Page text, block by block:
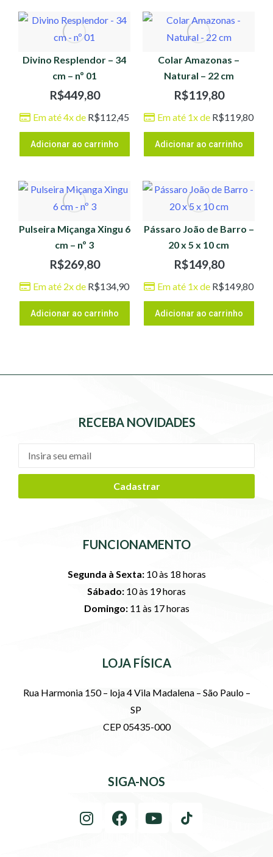
Divino Resplendor – 34
cm – nº 01
R$449,80
Em até 4x de R$112,45
Adicionar ao carrinho
Colar Amazonas –
Natural – 22 cm
R$119,80
Em até 1x de R$119,80
Adicionar ao carrinho
Pulseira Miçanga Xingu 6
cm – nº 3
R$269,80
Em até 2x de R$134,90
Adicionar ao carrinho
Pássaro João de Barro –
20 x 5 x 10 cm
R$149,80
Em até 1x de R$149,80
Adicionar ao carrinho
RECEBA NOVIDADES
Cadastrar
FUNCIONAMENTO
Segunda à Sexta:10 às 18 horas
Sábado: 10 às 19 horas
Domingo:11 às 17 horas
LOJA FÍSICA
Rua Harmonia 150 – loja 4 Vila Madalena – São Paulo –
SP
CEP 05435-000
SIGA-NOS